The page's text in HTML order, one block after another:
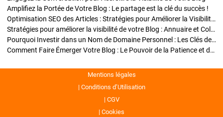
Amplifiez la Portée de Votre Blog : Le partage est la clé du succès !
Optimisation SEO des Articles : Stratégies pour Améliorer la Visibilité de Votre Blog
Stratégies pour améliorer la visibilité de votre Blog : Annuaire et Collaborations
Pourquoi Investir dans un Nom de Domaine Personnel : Les Clés de la Réussite de Votre Blog
Comment Faire Émerger Votre Blog : Le Pouvoir de la Patience et de la Persévérance
Mentions légales
Conditions d’Utilisation
CGV
Cookies